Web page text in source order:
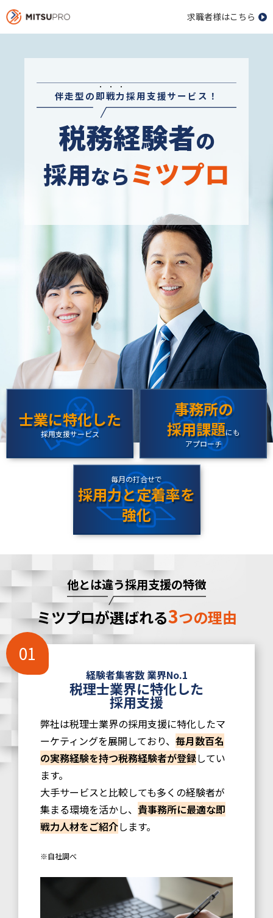
求職者様はこちら
伴走型の即戦力採用支援サービス！
税務経験者の
採用ならミツプロ
士業に特化した
採用支援サービス
事務所の
採用課題にも
アプローチ
毎月の打合せで
採用力と定着率を
強化
他とは違う採用支援の特徴
ミツプロが選ばれる3つの理由
経験者集客数 業界No.1
税理士業界に特化した
採用支援
弊社は税理士業界の採用支援に特化したマ
ーケティングを展開しており、 毎月数百名
の実務経験を持つ税務経験者が登録してい
ます。
大手サービスと比較しても多くの経験者が
集まる環境を活かし、 貴事務所に最適な即
戦力人材をご紹介します。
※自社調べ